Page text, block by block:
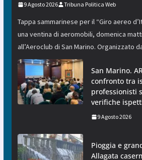
9 Agosto 2026 Tribuna Politica Web
Tappa sammarinese per il “Giro aereo
una ventina di aeromobili, domenica
all’Aeroclub di San Marino. Organizzato
San Marino.
confronto tra
professionisti
verifiche
9 Agosto 2026
Pioggia e
Allagata